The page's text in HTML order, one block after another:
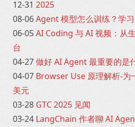
12-31 2025
08-06Agent 模型怎么训练？学
06-05AI Coding 与 AI 视频：从
台
04-27做好 AI Agent 最重要的是
04-07 Browser Use 原理解析-为
美元
03-28 GTC 2025 见闻
03-24 LangChain 作者聊 AI